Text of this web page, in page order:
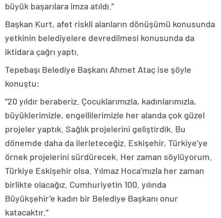
büyük başarılara imza atıldı.”
Başkan Kurt, afet riskli alanların dönüşümü konusunda
yetkinin belediyelere devredilmesi konusunda da
iktidara çağrı yaptı.
Tepebaşı Belediye Başkanı Ahmet Ataç ise şöyle
konuştu:
“20 yıldır beraberiz. Çocuklarımızla, kadınlarımızla,
büyüklerimizle, engellilerimizle her alanda çok güzel
projeler yaptık. Sağlık projelerini geliştirdik. Bu
dönemde daha da ilerleteceğiz. Eskişehir, Türkiye’ye
örnek projelerini sürdürecek. Her zaman söylüyorum.
Türkiye Eskişehir olsa. Yılmaz Hoca’mızla her zaman
birlikte olacağız. Cumhuriyetin 100. yılında
Büyükşehir’e kadın bir Belediye Başkanı onur
katacaktır.”